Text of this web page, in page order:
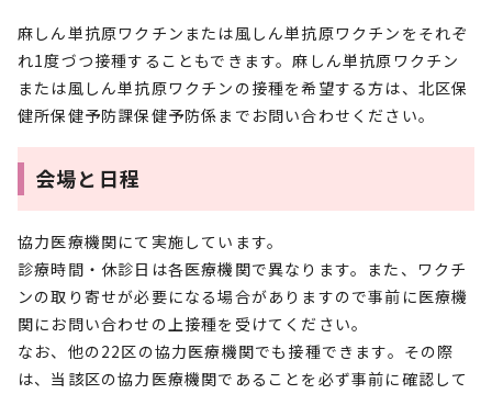
麻しん単抗原ワクチンまたは風しん単抗原ワクチンをそれぞ
れ1度づつ接種することもできます。麻しん単抗原ワクチン
または風しん単抗原ワクチンの接種を希望する方は、北区保
健所保健予防課保健予防係までお問い合わせください。
会場と日程
協力医療機関にて実施しています。
診療時間・休診日は各医療機関で異なります。また、ワクチ
ンの取り寄せが必要になる場合がありますので事前に医療機
関にお問い合わせの上接種を受けてください。
なお、他の22区の協力医療機関でも接種できます。その際
は、当該区の協力医療機関であることを必ず事前に確認して